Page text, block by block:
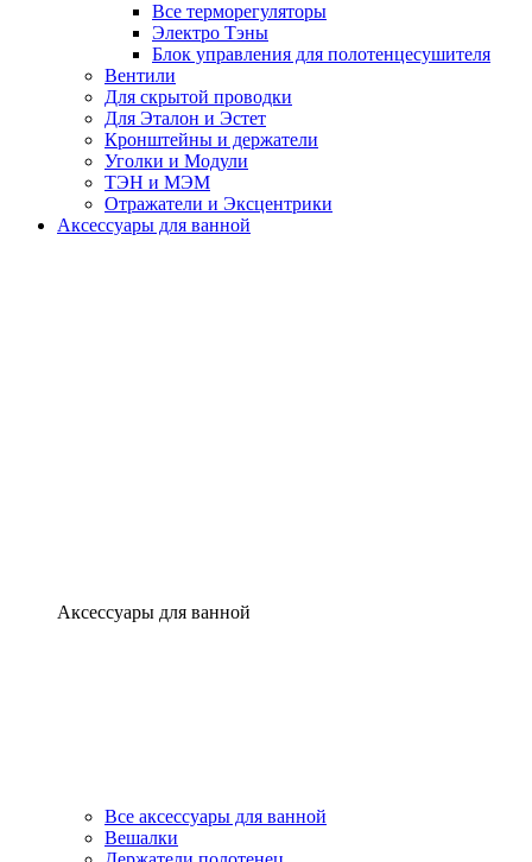
Все терморегуляторы
Электро Тэны
Блок управления для полотенцесушителя
Вентили
Для скрытой проводки
Для Эталон и Эстет
Кронштейны и держатели
Уголки и Модули
ТЭН и МЭМ
Отражатели и Эксцентрики
Аксессуары для ванной
Аксессуары для ванной
Все аксессуары для ванной
Вешалки